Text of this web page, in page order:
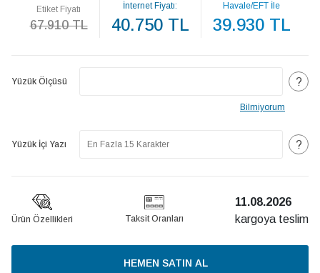
Etiket Fiyatı
67.910 TL
İnternet Fiyatı:
40.750 TL
Havale/EFT İle
39.930 TL
Yüzük Ölçüsü ?
Bilmiyorum
Yüzük İçi Yazı ?
Ürün Özellikleri Taksit Oranları
11.08.2026
kargoya teslim
HEMEN SATIN AL